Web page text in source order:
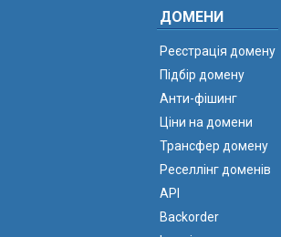
ДОМЕНИ
Реєстрація домену
Підбір домену
Анти-фішинг
Ціни на домени
Трансфер домену
Реселлінг доменів
API
Backorder